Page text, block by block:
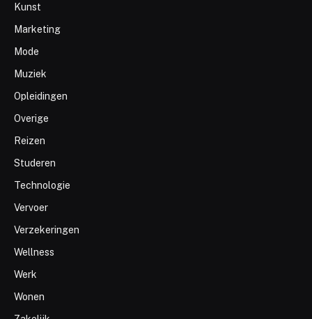
Kunst
Marketing
Mode
Muziek
Opleidingen
Overige
Reizen
Studeren
Technologie
Vervoer
Verzekeringen
Wellness
Werk
Wonen